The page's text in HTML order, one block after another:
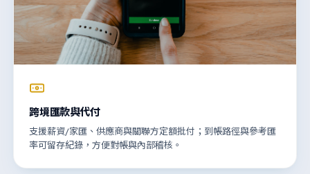
跨境匯款與代付
支援薪資/家匯、供應商與關聯方定額批付；到帳路徑與參考匯
率可留存紀錄，方便對帳與內部稽核。